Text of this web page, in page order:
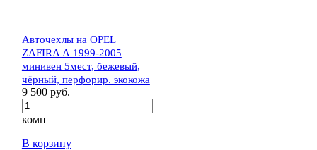
Авточехлы на OPEL
ZAFIRA А 1999-2005
минивен 5мест, бежевый,
чёрный, перфорир. экокожа
9 500 руб.
комп
В корзину